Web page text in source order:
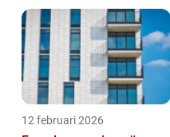
12 februari 2026